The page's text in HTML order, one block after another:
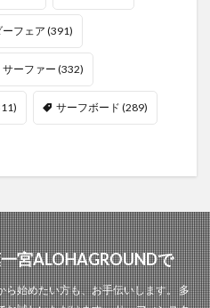
ーフェア (391)
サーファー (332)
サーフボード (289)
宮ALOHAGROUNDで
始めたい方も、お手伝いします。 多